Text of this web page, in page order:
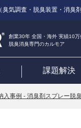
気調査・脱臭装置・消臭
創業30年 全国・海外 実績10万
脱臭消臭専門のカルモア
課題解決
入事例 - 消臭剤スプレー脱